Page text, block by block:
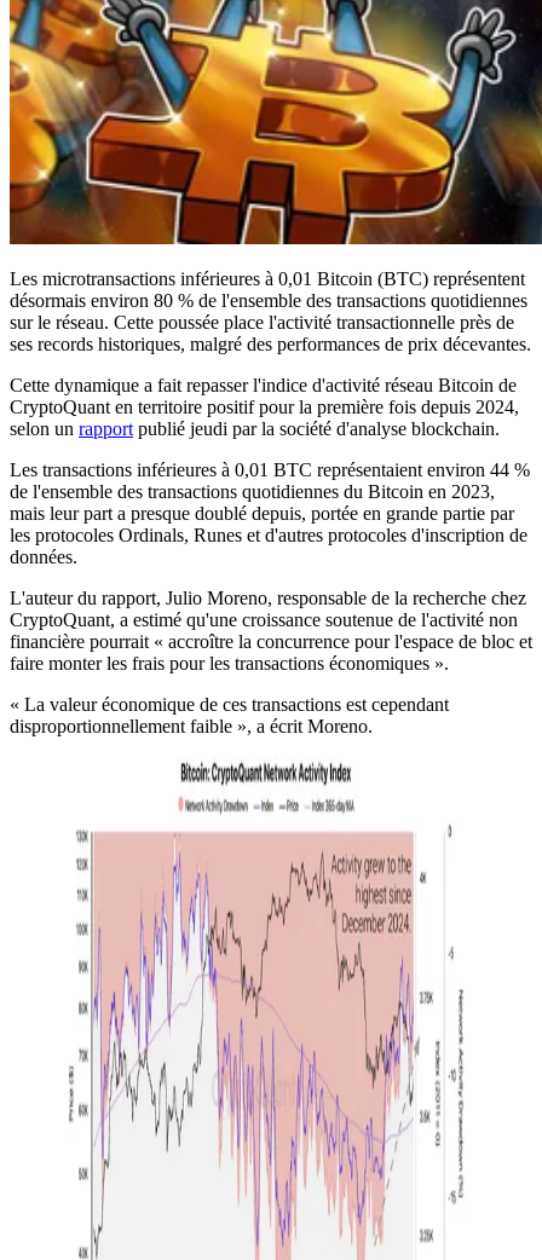
Les microtransactions inférieures à 0,01 Bitcoin (BTC) représentent
désormais environ 80 % de l'ensemble des transactions quotidiennes
sur le réseau. Cette poussée place l'activité transactionnelle près de
ses records historiques, malgré des performances de prix décevantes.
Cette dynamique a fait repasser l'indice d'activité réseau Bitcoin de
CryptoQuant en territoire positif pour la première fois depuis 2024,
selon un rapport publié jeudi par la société d'analyse blockchain.
Les transactions inférieures à 0,01 BTC représentaient environ 44 %
de l'ensemble des transactions quotidiennes du Bitcoin en 2023,
mais leur part a presque doublé depuis, portée en grande partie par
les protocoles Ordinals, Runes et d'autres protocoles d'inscription de
données.
L'auteur du rapport, Julio Moreno, responsable de la recherche chez
CryptoQuant, a estimé qu'une croissance soutenue de l'activité non
financière pourrait « accroître la concurrence pour l'espace de bloc et
faire monter les frais pour les transactions économiques ».
« La valeur économique de ces transactions est cependant
disproportionnellement faible », a écrit Moreno.